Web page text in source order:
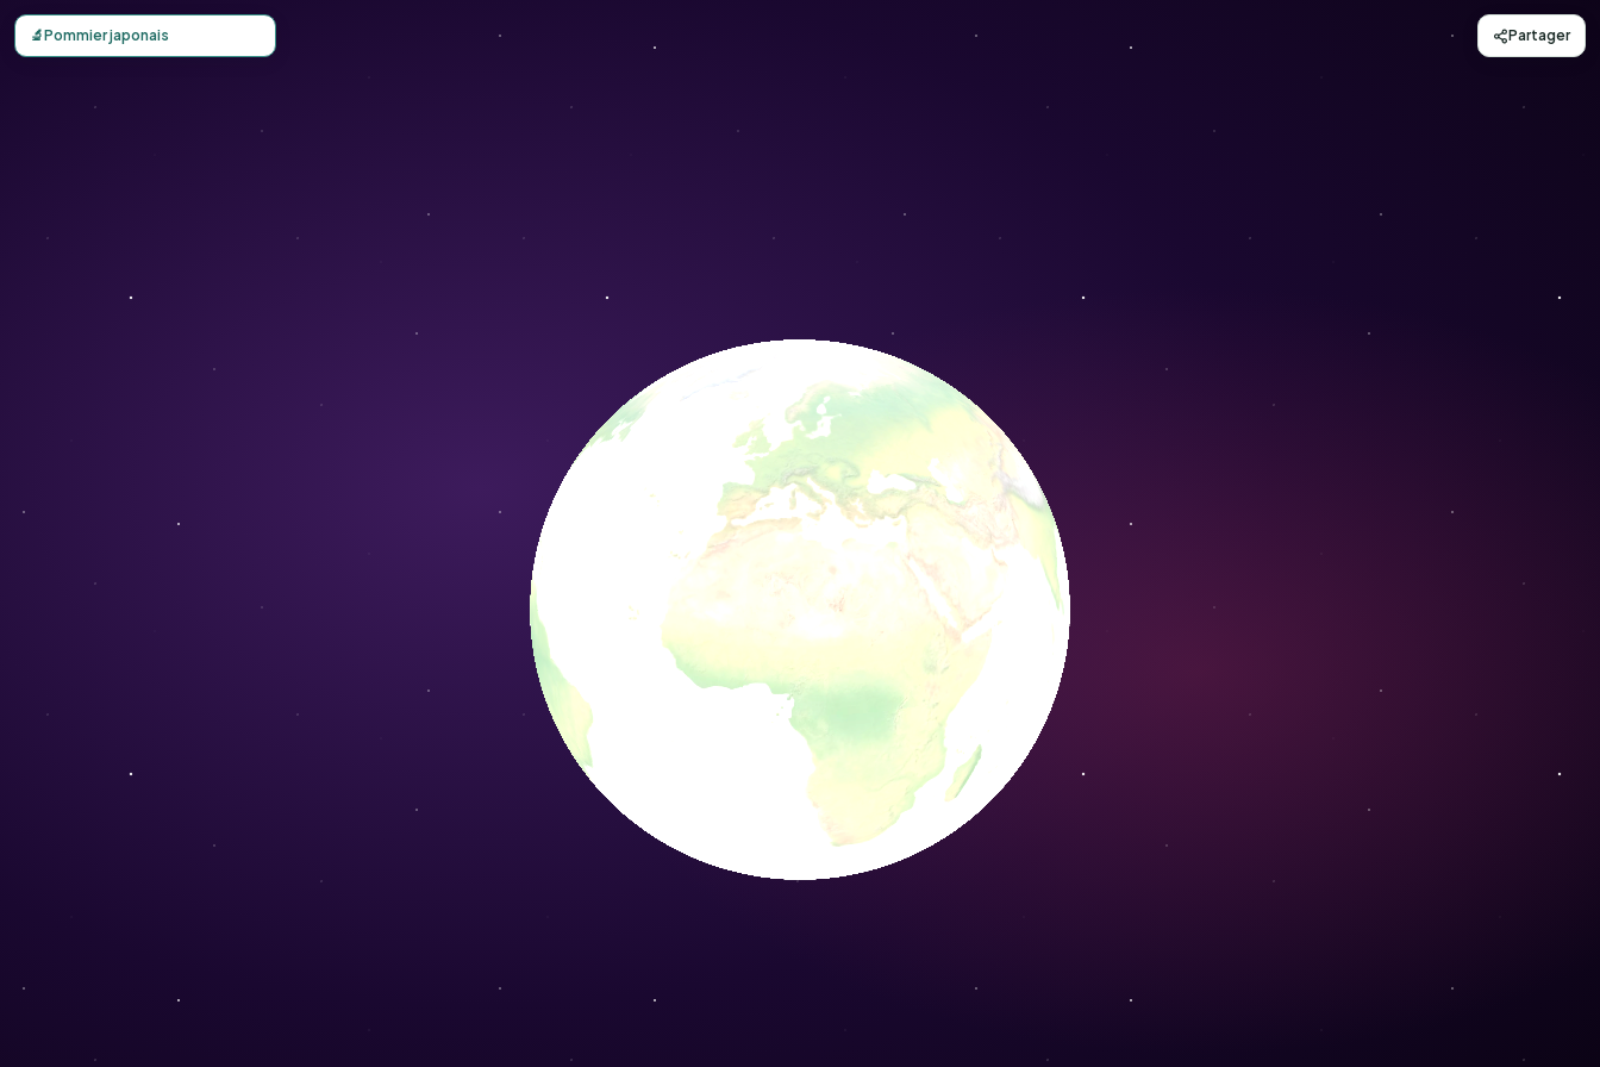
Carte d'observation du Pommier japonais (Malus floribunda) - Conservation Nature
🔬Pommier japonais Partager